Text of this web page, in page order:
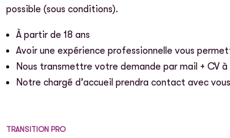
possible (sous conditions).
À partir de 18 ans
Avoir une expérience professionnelle vous
Nous transmettre votre demande par mail + CV
Notre chargé d’accueil prendra contact avec
TRANSITION PRO